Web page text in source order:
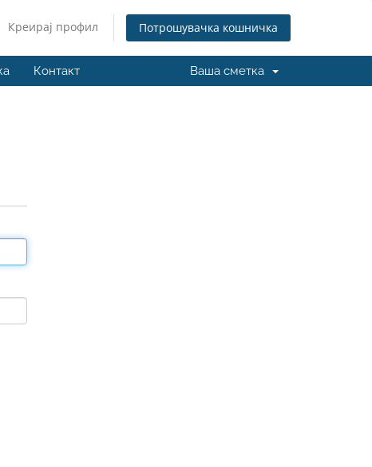
Креирај профил Потрошувачка кошничка
Контакт Ваша сметка